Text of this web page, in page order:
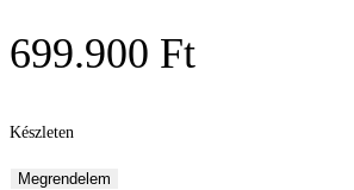
699.900 Ft
Készleten
Edox
Megrendelem